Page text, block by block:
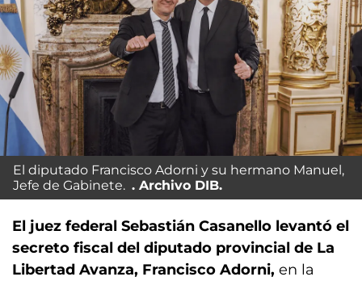
El diputado Francisco Adorni y su hermano Manuel,
Jefe de Gabinete.
Archivo DIB.
El juez federal Sebastián Casanello levantó el
secreto fiscal del diputado provincial de La
Libertad Avanza, Francisco Adorni, en la